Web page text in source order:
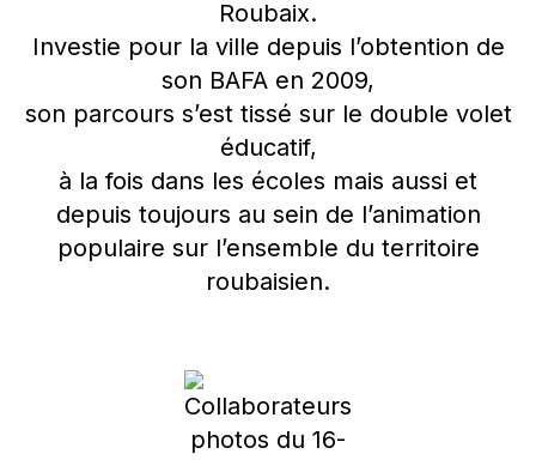
Roubaix.
Investie pour la ville depuis l’obtention de
son BAFA en 2009,
son parcours s’est tissé sur le double volet
éducatif,
à la fois dans les écoles mais aussi et
depuis toujours au sein de l’animation
populaire sur l’ensemble du territoire
roubaisien.